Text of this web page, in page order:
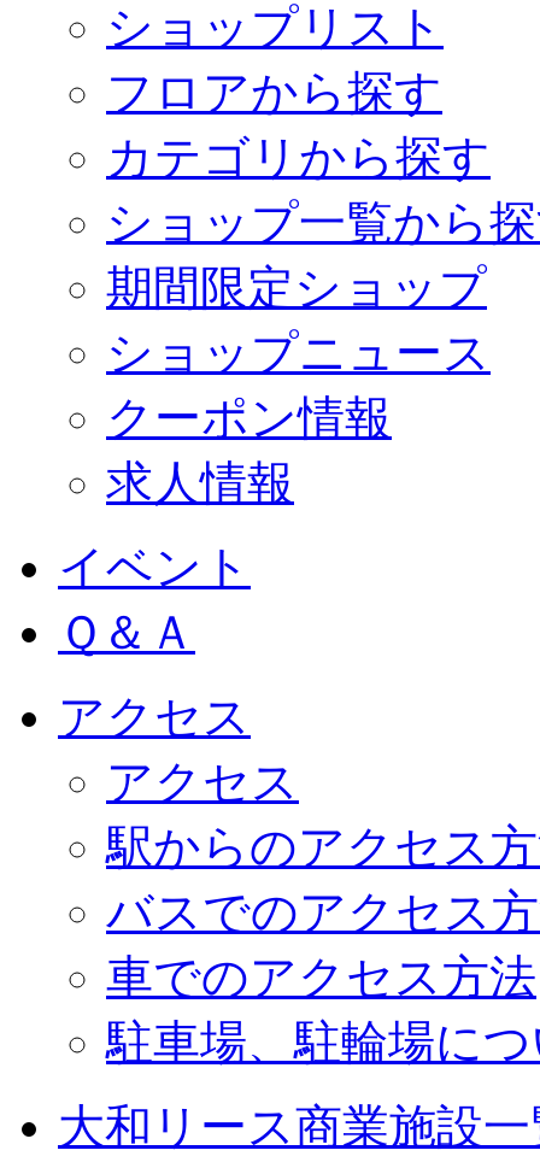
ショップリスト
フロアから探す
カテゴリから探す
ショップ一覧から
期間限定ショップ
ショップニュース
クーポン情報
求人情報
イベント
Ｑ＆Ａ
アクセス
アクセス
駅からのアクセス
バスでのアクセス
車でのアクセス方法
駐車場、駐輪場に
大和リース商業施設